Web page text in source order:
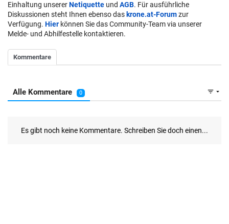
Einhaltung unsererNetiquette und AGB. Für ausführliche
Diskussionen steht Ihnen ebenso das krone.at-Forumzur
Verfügung. Hier können Sie das Community-Team via unserer
Melde- und Abhilfestelle kontaktieren.